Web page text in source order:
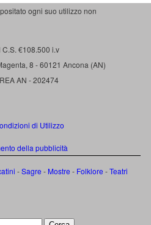
ogni suo utilizzo non
€108.500 i.v
8 - 60121 Ancona (AN)
AN - 202474
di Utilizzo
della pubblicità
-Sagre - Mostre - Folklore -Teatri